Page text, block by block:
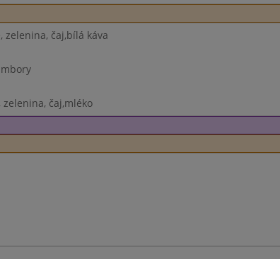
zelenina, čaj,bílá káva
čaj,mléko